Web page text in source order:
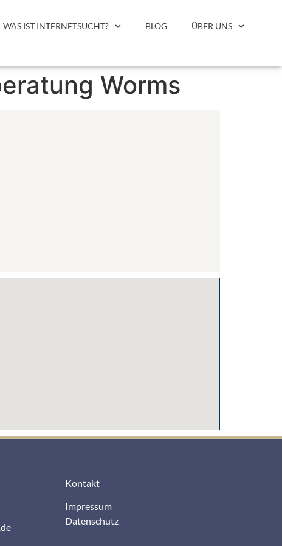
WAS IST INTERNETSUCHT? BLOG ÜBER UNS
Worms
Kontakt
Impressum
Datenschutz